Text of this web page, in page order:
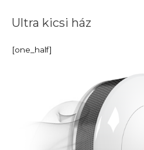
Ultra kicsi ház
[one_half]